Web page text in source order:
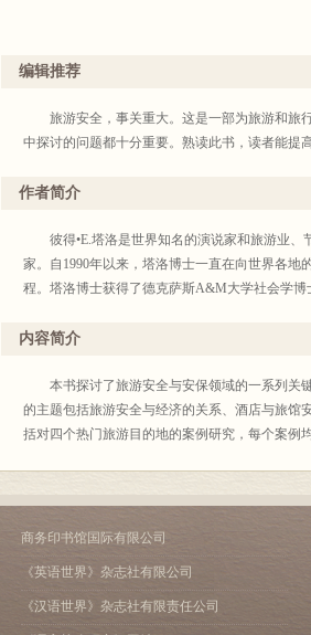
编辑推荐
旅游安全，事关重大。这是一部为旅游和旅
中探讨的问题都十分重要。熟读此书，读者能提
作者简介
彼得•E.塔洛是世界知名的演说家和旅游业、
家。自1990年以来，塔洛博士一直在向世界各
程。塔洛博士获得了德克萨斯A&M大学社会学博
内容简介
本书探讨了旅游安全与安保领域的一系列关键
的主题包括旅游安全与经济的关系、酒店与旅馆
括对四个热门旅游目的地的案例研究，每个案例
商务印书馆国际有限公司
《英语世界》杂志社有限公司
《汉语世界》杂志社有限责任公司